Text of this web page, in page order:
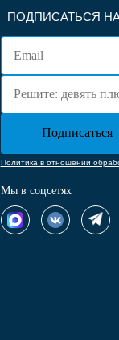
ПОДПИСАТЬСЯ
Политика в отношении
Мы в соцсетях